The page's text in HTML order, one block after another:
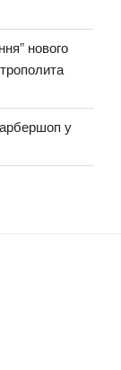
нового
у